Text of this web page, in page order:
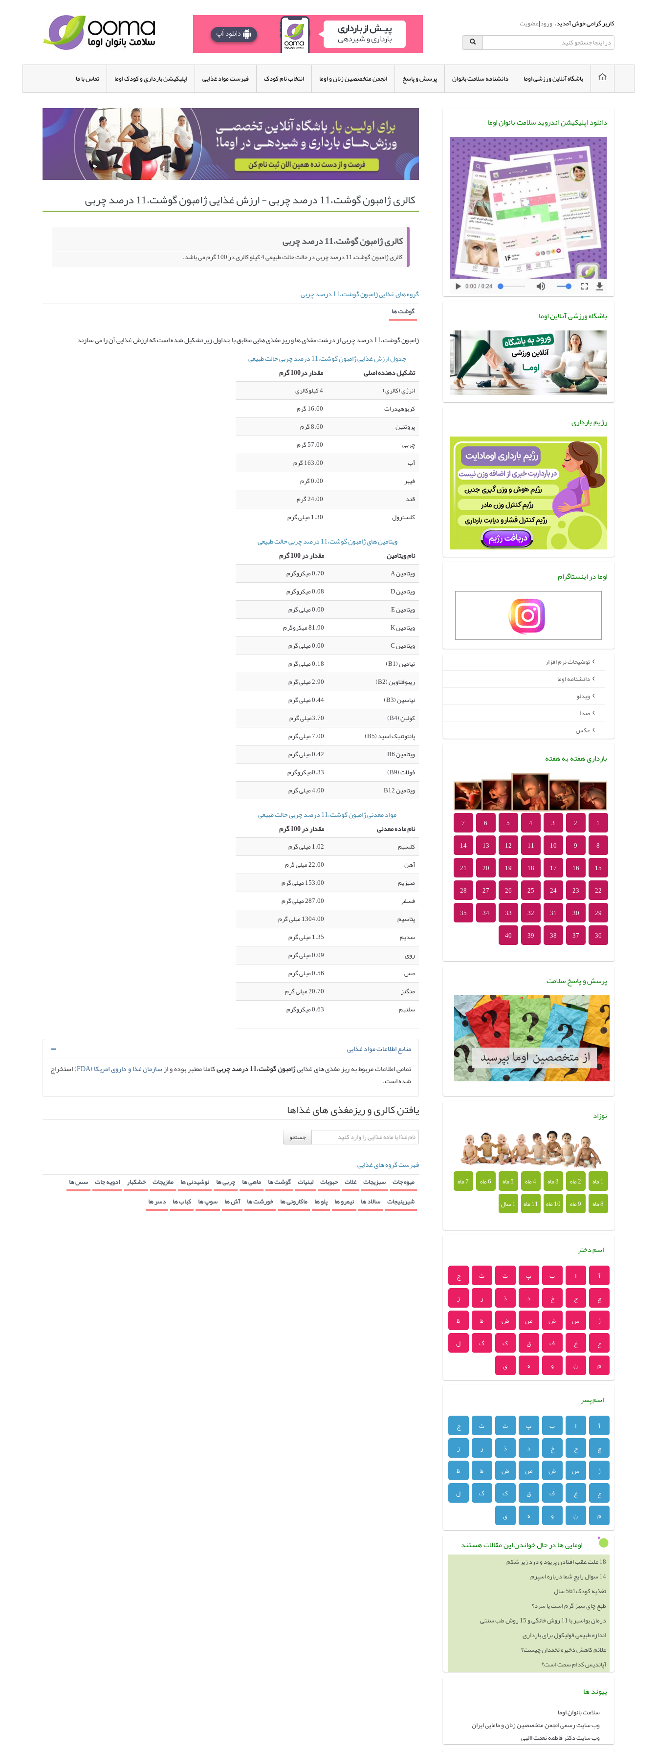
کاربر گرامی خوش آمدید.ورود|عضویت
باشگاه آنلاین ورزشی اوما دانشنامه سلامت بانوان پرسش و پاسخ انجمن متخصصین زنان و اوما انتخاب نام کودک فهرست مواد غذایی اپلیکیشن بارداری و کودک اوما تماس با ما
کالری ژامبون گوشت،11 درصد چربی - ارزش غذایی ژامبون گوشت،11 درصد چربی
کالری ژامبون گوشت،11 درصد چربی
کالری ژامبون گوشت،11 درصد چربی در حالت حالت طبیعی 4 کیلو کالری در 100 گرم می باشد.
گروه های غذایی ژامبون گوشت،11 درصد چربی
گوشت ها
ژامبون گوشت،11 درصد چربی از درشت مغذی ها و ریز مغذی هایی مطابق با جداول زیر تشکیل شده است که ارزش غذایی آن را می سازند
جدول ارزش غذایی ژامبون گوشت،11 درصد چربی حالت طبیعی
تشکیل دهنده اصلی
مقدار در100 گرم
انرژی (کالری)
4 کیلوکالری
کربوهیدرات
16.60 گرم
پروتئین
8.60 گرم
چربی
57.00 گرم
آب
163.00 گرم
فیبر
0.00 گرم
قند
24.00 گرم
کلسترول
1.30 میلی گرم
ویتامین های ژامبون گوشت،11 درصد چربی حالت طبیعی
نام ویتامین
مقدار در 100 گرم
ویتامین A
0.70 میکروگرم
ویتامین D
0.08 میکروگرم
ویتامین E
0.00 میلی گرم
ویتامین K
81.90 میکروگرم
ویتامین C
0.00 میلی گرم
تیامین (B1)
0.18 میلی گرم
ریبوفلاوین (B2)
2.90 میلی گرم
نیاسین (B3)
0.44 میلی گرم
کولین (B4)
3.70میلی گرم
پانتوتنیک اسید (B5)
7.00 میلی گرم
ویتامین B6
0.42 میلی گرم
فولات (B9)
0.33میکروگرم
ویتامین B12
4.00 میلی گرم
مواد معدنی ژامبون گوشت،11 درصد چربی حالت طبیعی
نام ماده معدنی
مقدار در 100 گرم
کلسیم
1.02 میلی گرم
آهن
22.00 میلی گرم
منیزیم
153.00 میلی گرم
فسفر
287.00 میلی گرم
پتاسیم
1304.00 میلی گرم
سدیم
1.35 میلی گرم
روی
0.09 میلی گرم
مس
0.56 میلی گرم
منگنز
20.70 میلی گرم
سلنیم
0.63 میکروگرم
منابع اطلاعات مواد غذایی
تمامی اطلاعات مربوط به ریز مغذی های غذاییژامبون گوشت،11 درصد چربی کاملا معتبر بوده و ازسازمان غذا و داروی امریکا (FDA)
استخراج
شده است.
یافتن کالری و ریزمغذی های غذاها
جستجو
فهرست گروه های غذایی
میوه جات سبزیجات غلات حبوبات لبنیات گوشت ها ماهی ها چربی ها نوشیدنی ها مغزیجات خشکبار ادویه جات سس ها
شیرینیجات سالاد ها نیمرو ها پلو ها ماکارونی ها خورشت ها آش ها سوپ ها کباب ها دسر ها
دانلود اپلیکیشن اندروید سلامت بانوان اوما
باشگاه ورزشی آنلاین اوما
رژیم بارداری
اوما در اینستاگرام
توضیحات نرم افزار
دانشنامه اوما
ویدئو
صدا
عکس
بارداری هفته به هفته
1
2
3
4
5
6
7
8
9
10
11
12
13
14
15
16
17
18
19
20
21
22
23
24
25
26
27
28
29
30
31
32
33
34
35
36
37
38
39
40
پرسش و پاسخ سلامت
نوزاد
1 ماه 2 ماه 3 ماه 4 ماه 5 ماه 6 ماه
7 ماه
8 ماه
9 ماه 10 ماه 11 ماه 1 سال
اسم دختر
آ ا ب پ ت ث
ج
چ
ح خ د ذ ر
ز
ژ
س ش ص ض ط
ظ
ع
غ ف ق ک گ
ل
م
ن و ه ی
اسم پسر
آ ا ب پ ت ث
ج
چ
ح خ د ذ ر
ز
ژ
س ش ص ض ط
ظ
ع
غ ف ق ک گ
ل
م
ن و ه ی
اومایی ها در حال خواندن این مقالات هستند
18 علت عقب افتادن پریود و درد زیر شکم
14 سوال رایج شما درباره اسپرم
تغذیه کودک1تا5 سال
طبع چای سبز گرم است یا سرد؟
درمان بواسیر با 11 روش خانگی و 15 روش طب سنتی
اندازه طبیعی فولیکول برای بارداری
علائم کاهش ذخیره تخمدان چیست؟
آپاندیس کدام سمت است؟
پیوند ها
سلامت بانوان اوما
وب سایت رسمی انجمن متخصصین زنان و مامایی ایران
وب سایت دکتر فاطمه نعمت االهی